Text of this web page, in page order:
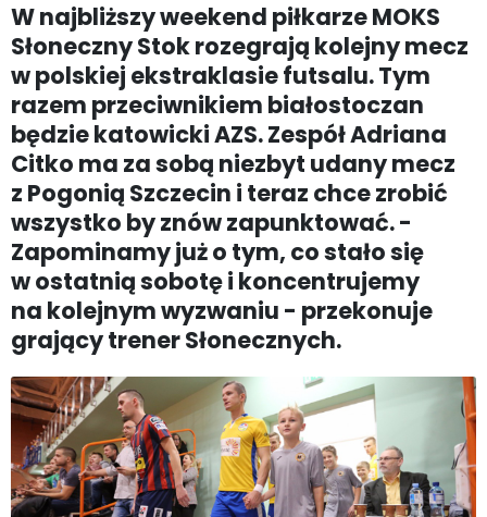
W najbliższy weekend piłkarze MOKS
Słoneczny Stok rozegrają kolejny mecz
w polskiej ekstraklasie futsalu. Tym
razem przeciwnikiem białostoczan
będzie katowicki AZS. Zespół Adriana
Citko ma za sobą niezbyt udany mecz
z Pogonią Szczecin i teraz chce zrobić
wszystko by znów zapunktować. -
Zapominamy już o tym, co stało się
w ostatnią sobotę i koncentrujemy
na kolejnym wyzwaniu - przekonuje
grający trener Słonecznych.